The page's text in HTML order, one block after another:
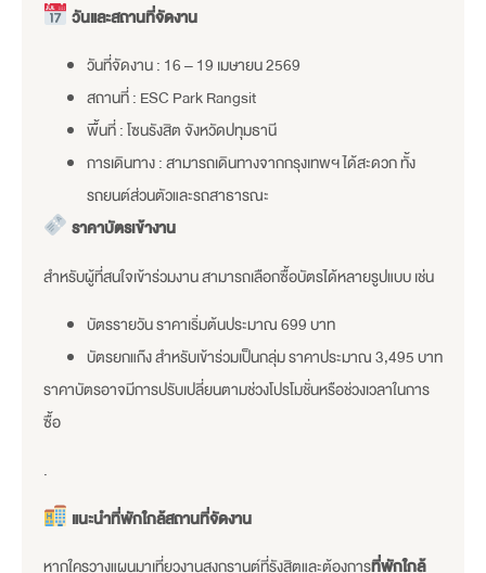
วันและสถานที่จัดงาน
วันที่จัดงาน : 16 – 19 เมษายน 2569
สถานที่ : ESC Park Rangsit
พื้นที่ : โซนรังสิต จังหวัดปทุมธานี
การเดินทาง : สามารถเดินทางจากกรุงเทพฯ ได้สะดวก ทั้ง
รถยนต์ส่วนตัวและรถสาธารณะ
ราคาบัตรเข้างาน
สำหรับผู้ที่สนใจเข้าร่วมงาน สามารถเลือกซื้อบัตรได้หลายรูปแบบ เช่น
บัตรรายวัน ราคาเริ่มต้นประมาณ 699 บาท
บัตรยกแก๊ง สำหรับเข้าร่วมเป็นกลุ่ม ราคาประมาณ 3,495 บาท
ราคาบัตรอาจมีการปรับเปลี่ยนตามช่วงโปรโมชั่นหรือช่วงเวลาในการ
ซื้อ
.
แนะนำที่พักใกล้สถานที่จัดงาน
หากใครวางแผนมาเที่ยวงานสงกรานต์ที่รังสิตและต้องการที่พักใกล้